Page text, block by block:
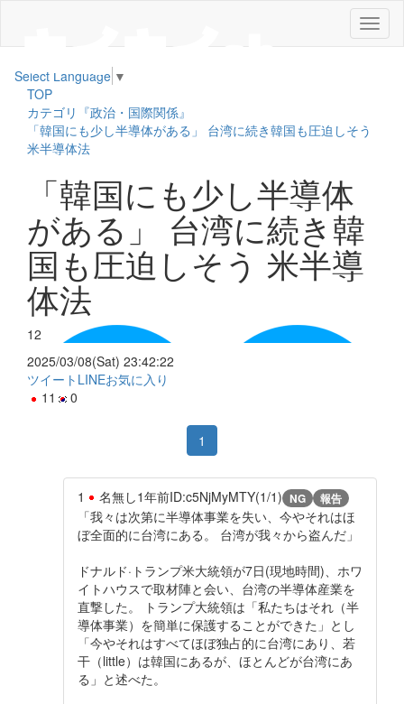
メ
ニ
Select Language ▼
TOP
カテゴリ『政治・国際関係』
「韓国にも少し半導体がある」 台湾に続き韓国も圧迫しそう
米半導体法
「韓国にも少し半導体
がある」 台湾に続き韓
国も圧迫しそう 米半導
体法
12
2025/03/08(Sat) 23:42:22
ツイート LINEお気に入り
11
0
1
1 名無し1年前ID:c5NjMyMTY(1/1) NG 報告
「我々は次第に半導体事業を失い、今やそれはほ
ぼ全面的に台湾にある。 台湾が我々から盗んだ」
ドナルド·トランプ米大統領が7日(現地時間)、ホワ
イトハウスで取材陣と会い、台湾の半導体産業を
直撃した。 トランプ大統領は「私たちはそれ（半
導体事業）を簡単に保護することができた」とし
「今やそれはすべてほぼ独占的に台湾にあり、若
干（little）は韓国にあるが、ほとんどが台湾にあ
る」と述べた。